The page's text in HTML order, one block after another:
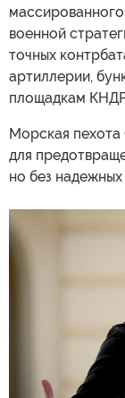
военной
точных
артиллерии,
площадкам КНДР
Морская
для
но без